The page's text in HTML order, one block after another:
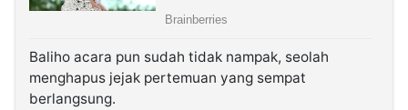
Baliho acara pun sudah tidak nampak, seolah
menghapus jejak pertemuan yang sempat
berlangsung.